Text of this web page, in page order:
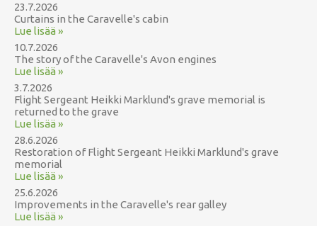
23.7.2026
Curtains in the Caravelle's cabin
Lue lisää »
10.7.2026
The story of the Caravelle's Avon engines
Lue lisää »
3.7.2026
Flight Sergeant Heikki Marklund's grave memorial is
returned to the grave
Lue lisää »
28.6.2026
Restoration of Flight Sergeant Heikki Marklund's grave
memorial
Lue lisää »
25.6.2026
Improvements in the Caravelle's rear galley
Lue lisää »